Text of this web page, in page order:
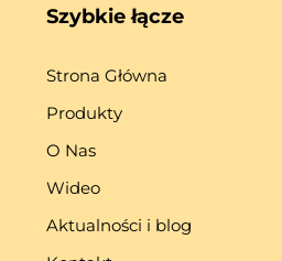
Szybkie łącze
Strona Główna
Produkty
O Nas
Wideo
Aktualności i blog